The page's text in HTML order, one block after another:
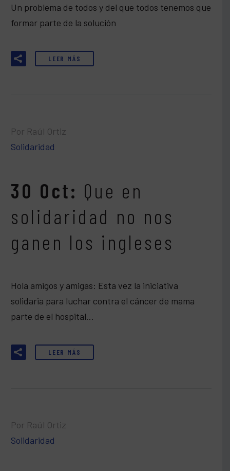
Un problema de todos y del que todos tenemos que
formar parte de la solución
LEER MÁS
Por Raúl Ortiz
Solidaridad
30 Oct: Que en
solidaridad no nos
ganen los ingleses
Hola amigos y amigas: Esta vez la iniciativa
solidaria para luchar contra el cáncer de mama
parte de el hospital…
LEER MÁS
Por Raúl Ortiz
Solidaridad